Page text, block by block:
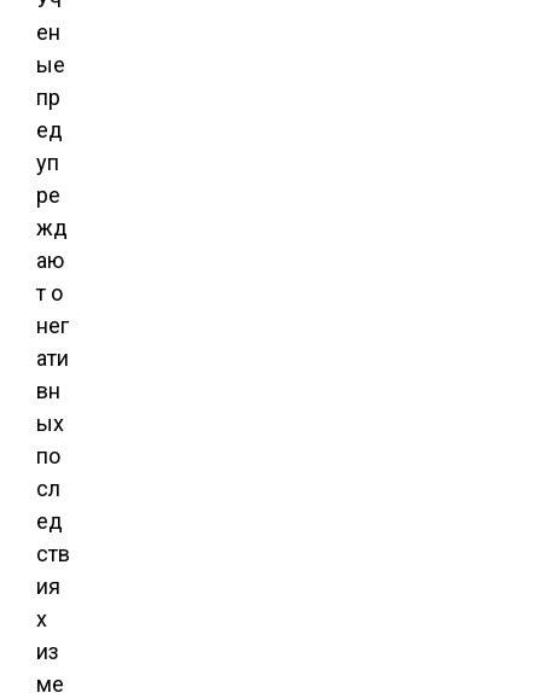
ен
ые
пр
ед
уп
ре
жд
аю
т о
нег
ати
вн
ых
по
сл
ед
ств
ия
х
из
ме